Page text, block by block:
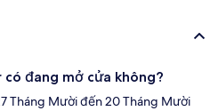
đang mở cửa không?
Tháng Mười đến 20 Tháng Mười